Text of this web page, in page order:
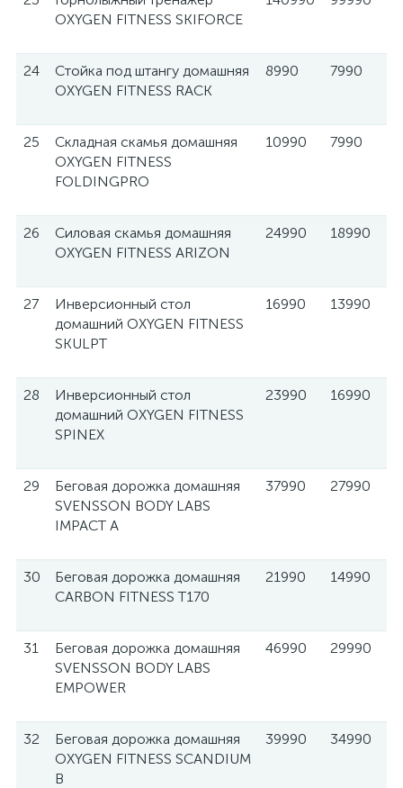
OXYGEN FITNESS SKIFORCE
24
Стойка под штангу домашняя
OXYGEN FITNESS RACK
8990 7990
25
Складная скамья домашняя
OXYGEN FITNESS
FOLDINGPRO
10990 7990
26
Силовая скамья домашняя
OXYGEN FITNESS ARIZON
24990 18990
27
Инверсионный стол
домашний OXYGEN FITNESS
SKULPT
16990 13990
28
Инверсионный стол
домашний OXYGEN FITNESS
SPINEX
23990 16990
29
Беговая дорожка домашняя
SVENSSON BODY LABS
IMPACT A
37990 27990
30
Беговая дорожка домашняя
CARBON FITNESS T170
21990 14990
31
Беговая дорожка домашняя
SVENSSON BODY LABS
EMPOWER
46990 29990
32
Беговая дорожка домашняя
OXYGEN FITNESS SCANDIUM
B
39990 34990